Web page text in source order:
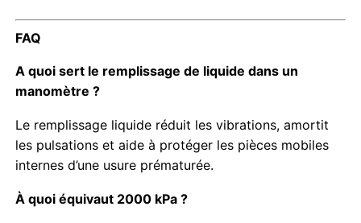
FAQ
A quoi sert le remplissage de liquide dans un
manomètre ?
Le remplissage liquide réduit les vibrations, amortit
les pulsations et aide à protéger les pièces mobiles
internes d’une usure prématurée.
À quoi équivaut 2000 kPa ?